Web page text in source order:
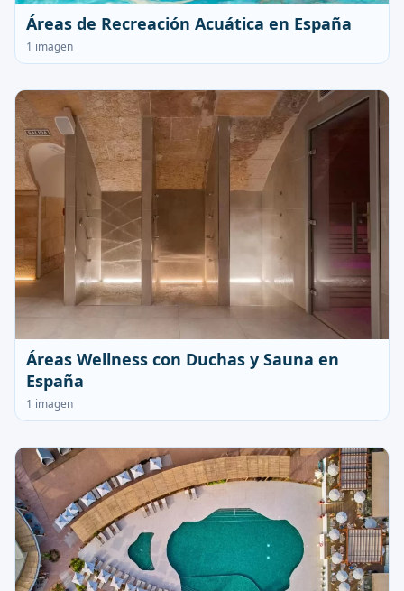
Áreas de Recreación Acuática en España
1 imagen
Áreas Wellness con Duchas y Sauna en
España
1 imagen